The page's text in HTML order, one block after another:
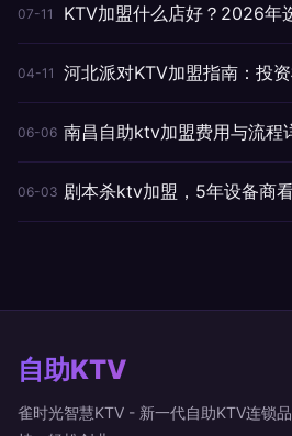
07-11 KTV加盟什么店好？2026年
04-11 河北派对KTV加盟指南：投
06-06 南昌自助ktv加盟费用与流
06-03 剧本杀ktv加盟，5年设备商
自助KTV
雀时光智慧KTV - 新一代自助KTV连锁